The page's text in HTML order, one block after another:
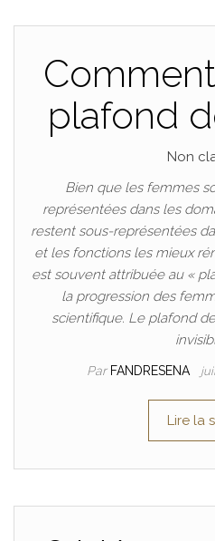
plafond
Non
Bien que les femmes
représentées dans les
restent sous-représentées
et les fonctions les mieux
est souvent attribuée au «
la progression des
scientifique. Le plafond
Par FANDRESENA
Lire la